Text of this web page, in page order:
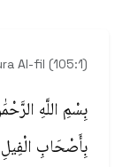
Al-fil (105:1)
بِسْمِ اللَّهِ
بِأَصْحَابِ الْفِيلِ